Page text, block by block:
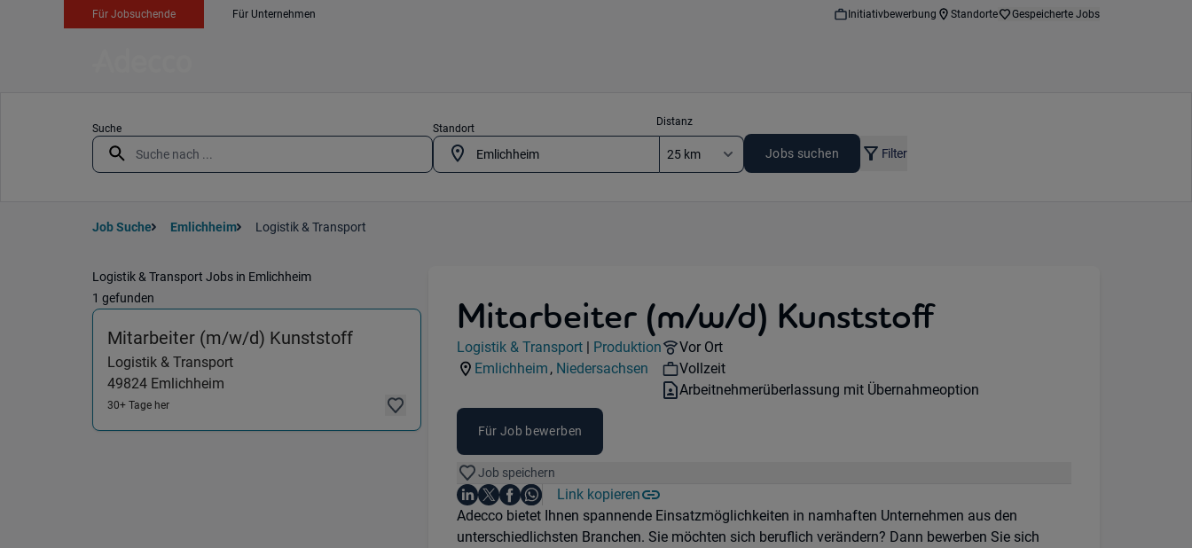
Für Jobsuchende Für Unternehmen Initiativbewerbung Standorte Gespeicherte Jobs
Suche Standort
Distanz
Jobs suchen Filter
Job Suche Emlichheim Logistik & Transport
Logistik & Transport Jobs in Emlichheim
1 gefunden
Mitarbeiter (m/w/d) Kunststoff(Logistik & Transport) in 49824 Emlichheim
Logistik & Transport
49824 Emlichheim
30+ Tage her
Mitarbeiter (m/w/d) Kunststoff
Jobdetails
Kategorie:
Logistik & Transport|
Industry:
Produktion
Standorte:
Emlichheim ,
Region:
Niedersachsen
Remote Option:
Vor Ort
Workhours:
Vollzeit
Vertragsart:
Arbeitnehmerüberlassung mit Übernahmeoption
Für Job bewerben
Job speichern
Teile diesen Job
Auf LinkedIn teilen
Auf X teilen
Auf Facebook teilen
Auf WhatsApp teilen
Link kopieren
Einleitung
Adecco bietet Ihnen spannende Einsatzmöglichkeiten in namhaften Unternehmen aus den
unterschiedlichsten Branchen. Sie möchten sich beruflich verändern? Dann bewerben Sie sich